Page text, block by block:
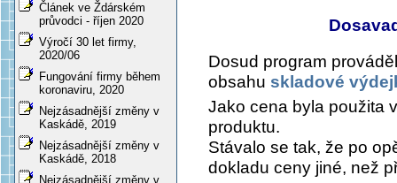
Článek ve Ždárském
průvodci - říjen 2020
Výročí 30 let firmy,
2020/06
Fungování firmy během
koronaviru, 2020
Nejzásadnější změny v
Kaskádě, 2019
Nejzásadnější změny v
Kaskádě, 2018
Nejzásadnější změny v
Dosud program
obsahu skladové
Jako cena byla použita
produktu.
Stávalo se tak, že po
dokladu ceny jiné, než